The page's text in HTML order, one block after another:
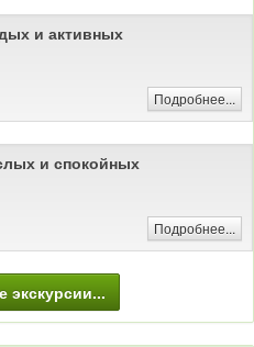
и активных
Подробнее...
и спокойных
Подробнее...
экскурсии...